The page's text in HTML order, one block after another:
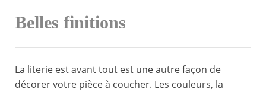
Belles finitions
La literie est avant tout est une autre façon de
décorer votre pièce à coucher. Les couleurs, la